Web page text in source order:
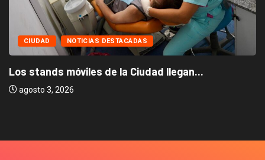
CIUDAD NOTICIAS DESTACADAS
Los stands móviles de la Ciudad llegan...
agosto 3, 2026